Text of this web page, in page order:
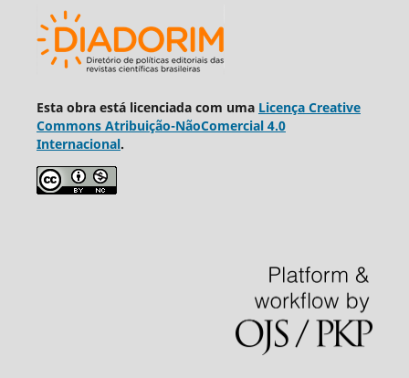
Esta obra está licenciada com uma Licença Creative
Commons Atribuição-NãoComercial 4.0
Internacional.